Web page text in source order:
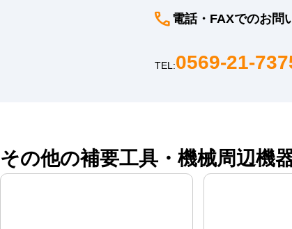
電話・FAXでのお問
TEL:0569-21-
その他の補要工具・機械周辺機